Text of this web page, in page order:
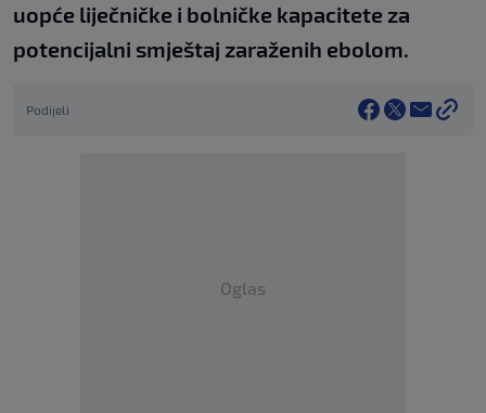
uopće liječničke i bolničke kapacitete za
potencijalni smještaj zaraženih ebolom.
Podijeli
Oglas